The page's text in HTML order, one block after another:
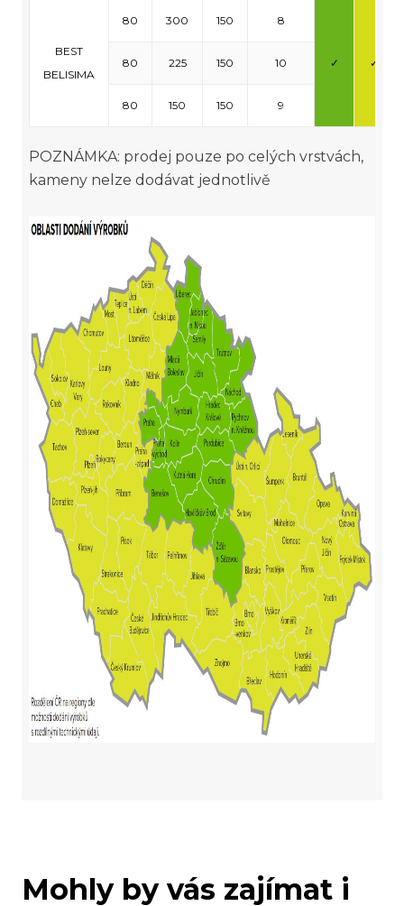
BEST
BELISIMA
80 300 150 8
✓ ✓
80 225 150 10
80 150 150 9
POZNÁMKA: prodej pouze po celých vrstvách,
kameny nelze dodávat jednotlivě
Mohly by vás zajímat i